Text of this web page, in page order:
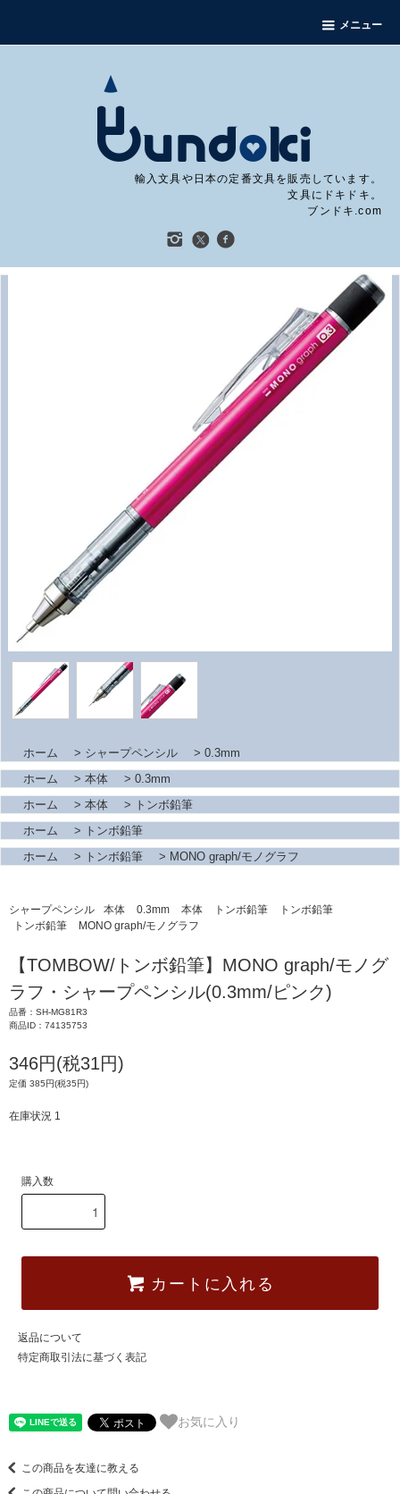
メニュー
輸入文具や日本の定番文具を販売しています。
文具にドキドキ。
ブンドキ.com
ホーム > シャープペンシル > 0.3mm
ホーム
> 本体 > 0.3mm
ホーム
> 本体 >
トンボ鉛筆
ホーム
>
トンボ鉛筆
ホーム
> トンボ鉛筆 > MONO graph/モノグラフ
シャープペンシル 本体 0.3mm 本体 トンボ鉛筆
トンボ鉛筆
トンボ鉛筆
MONO graph/モノグラフ
【TOMBOW/トンボ鉛筆】MONO graph/モノグ
ラフ・シャープペンシル(0.3mm/ピンク)
品番：SH-MG81R3
商品ID：74135753
346円(税31円)
定価 385円(税35円)
在庫状況 1
購入数
カートに入れる
返品について
特定商取引法に基づく表記
お気に入り
この商品を友達に教える